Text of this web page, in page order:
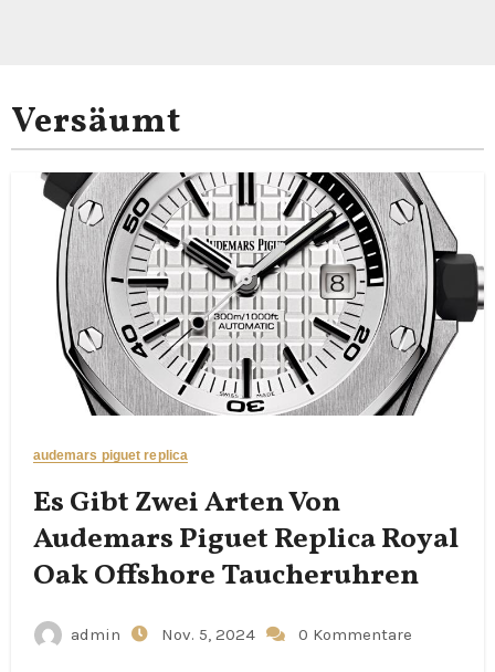
Versäumt
audemars piguet replica
Es Gibt Zwei Arten Von
Audemars Piguet Replica Royal
Oak Offshore Taucheruhren
admin Nov. 5, 2024 0 Kommentare